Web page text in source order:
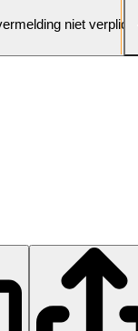
niet verplicht